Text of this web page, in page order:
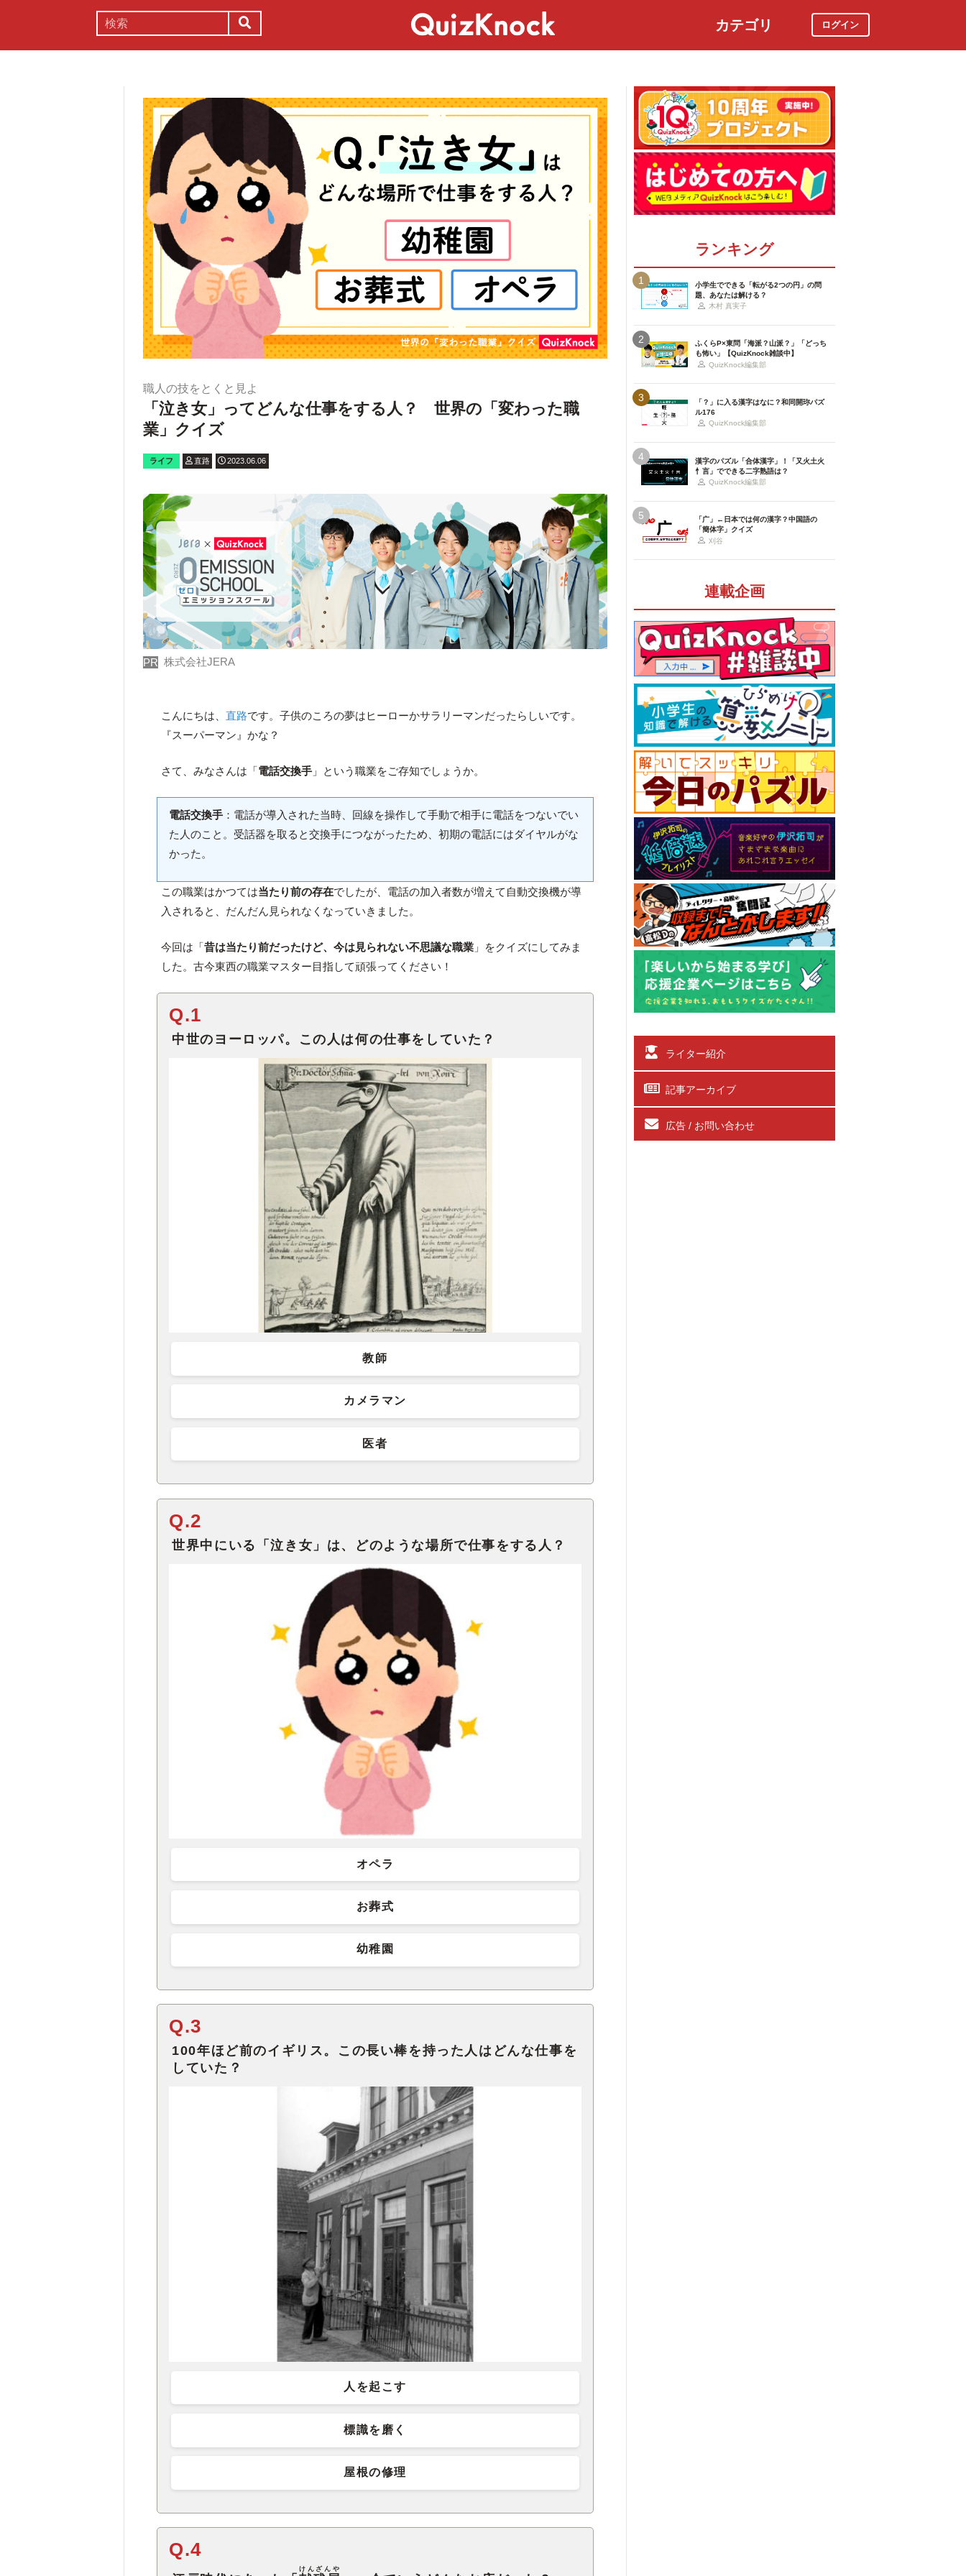
カテゴリ ログイン
職人の技をとくと見よ
「泣き女」ってどんな仕事をする人？ 世界の「変わった職
業」クイズ
ライフ 直路 2023.06.06
PR 株式会社JERA
こんにちは、直路です。子供のころの夢はヒーローかサラリーマンだったらしいです。
『スーパーマン』かな？
さて、みなさんは「電話交換手 」という職業をご存知でしょうか。
電話交換手 ：電話が導入された当時、回線を操作して手動で相手に電話をつないでい
た人のこと。受話器を取ると交換手につながったため、初期の電話にはダイヤルがな
かった。
この職業はかつては当たり前の存在でしたが、電話の加入者数が増えて自動交換機が導
入されると、だんだん見られなくなっていきました。
今回は「昔は当たり前だったけど、今は見られない不思議な職業 」をクイズにしてみま
した。古今東西の職業マスター目指して頑張ってください！
Q.1
中世のヨーロッパ。この人は何の仕事をしていた？
教師
カメラマン
医者
Q.2
世界中にいる「泣き女」は、どのような場所で仕事をする人？
オペラ
お葬式
幼稚園
Q.3
100年ほど前のイギリス。この長い棒を持った人はどんな仕事を
していた？
人を起こす
標識を磨く
屋根の修理
Q.4
けんざんや
ランキング
1
小学生でできる「転がる2つの円」の問
題、あなたは解ける？
木村 真実子
2
ふくらP×東問「海派？山派？」「どっち
も怖い」【QuizKnock雑談中】
QuizKnock編集部
3
「？」に入る漢字はなに？和同開珎パズ
ル176
QuizKnock編集部
4
漢字のパズル「合体漢字」！「又火土火
忄言」でできる二字熟語は？
QuizKnock編集部
5
「广」←日本では何の漢字？中国語の
「簡体字」クイズ
刈谷
連載企画
ライター紹介
記事アーカイブ
広告 / お問い合わせ